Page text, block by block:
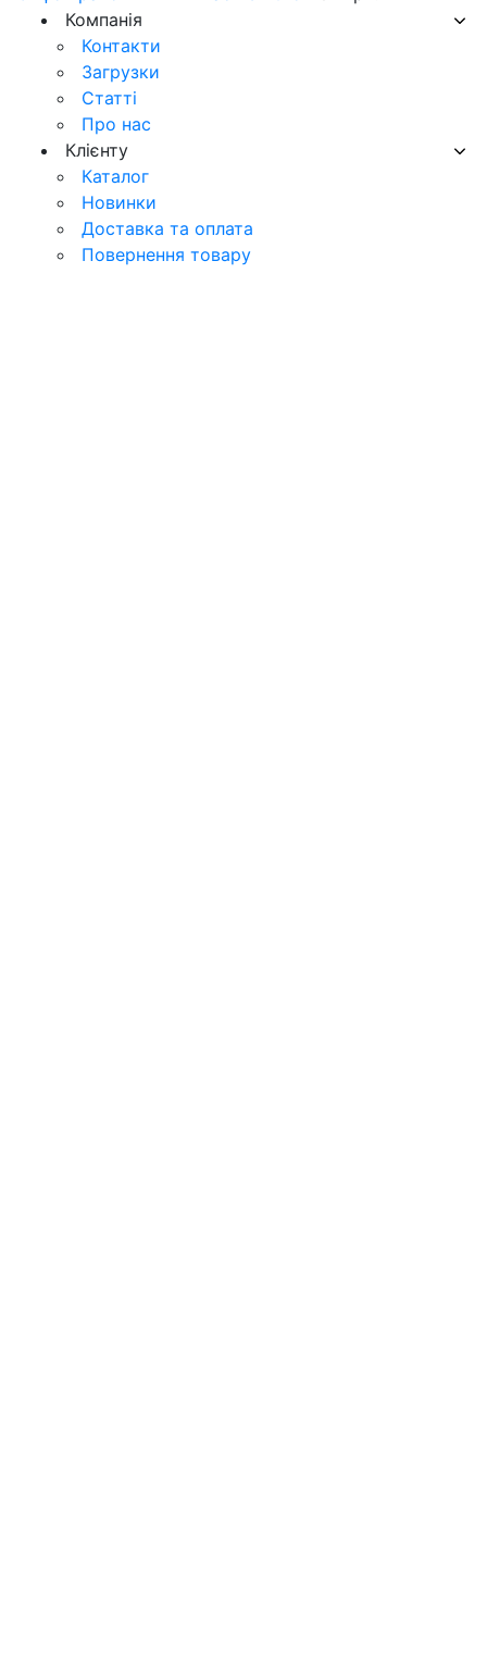
Компанія
Контакти
Загрузки
Статті
Про нас
Клієнту
Каталог
Новинки
Доставка та оплата
Повернення товару